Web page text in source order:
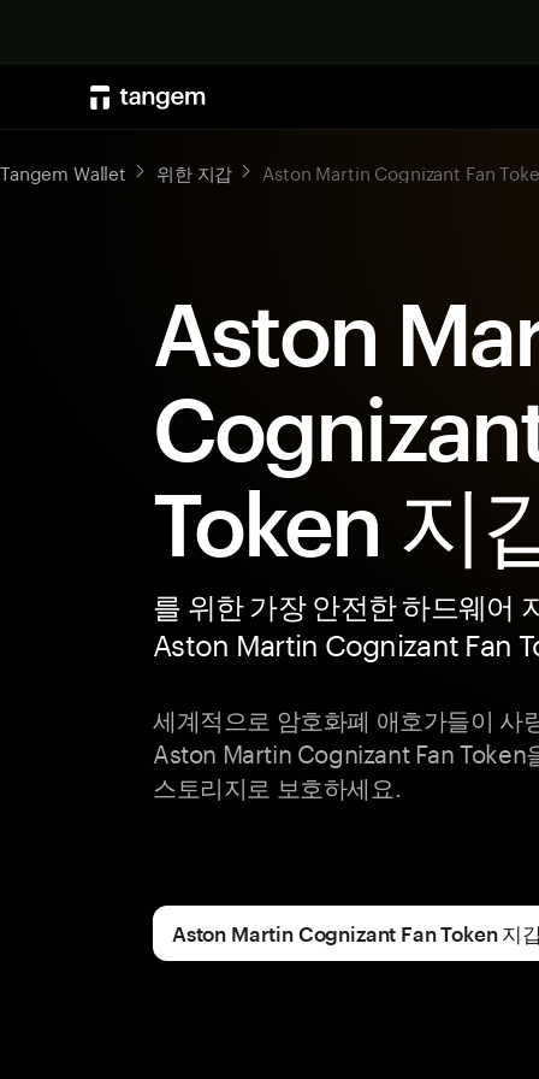
Tangem Wallet 위한 지갑 Aston Martin Cognizant Fan
Aston
Token 지
를 위한 가장 안전한 하드웨어
Aston Martin Cognizant Fan
세계적으로 암호화폐 애호가들이 사
Aston Martin Cognizant Fan Token
스토리지로 보호하세요.
Aston Martin Cognizant Fan Token 지